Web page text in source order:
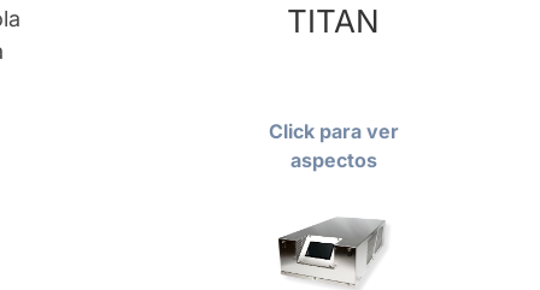
TITAN
Click para ver
aspectos